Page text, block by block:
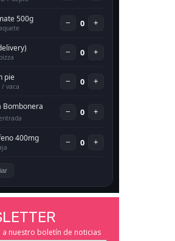
a nuestro boletín de noticias